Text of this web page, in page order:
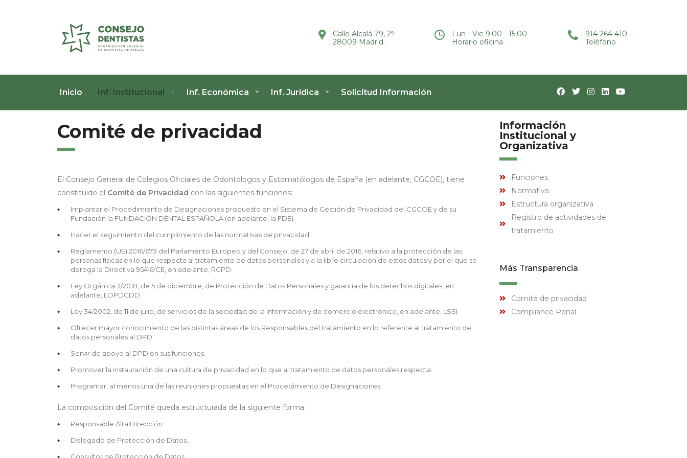
Calle Alcalá 79, 2º
28009 Madrid.
Lun - Vie 9.00 - 15.00
Horario oficina
914 264 410
Teléfono
Inicio Inf. Institucional Inf. Económica Inf. Jurídica Solicitud Información
Comité de privacidad
El Consejo General de Colegios Oficiales de Odontólogos y Estomatólogos de España (en adelante, CGCOE), tiene
constituido el Comité de Privacidad con las siguientes funciones:
Implantar el Procedimiento de Designaciones propuesto en el Sistema de Gestión de Privacidad del CGCOE y de su
Fundación la FUNDACIÓN DENTAL ESPAÑOLA (en adelante, la FDE).
Hacer el seguimiento del cumplimiento de las normativas de privacidad:
Reglamento (UE) 2016/679 del Parlamento Europeo y del Consejo, de 27 de abril de 2016, relativo a la protección de las
personas físicas en lo que respecta al tratamiento de datos personales y a la libre circulación de estos datos y por el que se
deroga la Directiva 95/46/CE, en adelante, RGPD.
Ley Orgánica 3/2018, de 5 de diciembre, de Protección de Datos Personales y garantía de los derechos digitales, en
adelante, LOPDGDD.
Ley 34/2002, de 11 de julio, de servicios de la sociedad de la información y de comercio electrónico, en adelante, LSSI.
Ofrecer mayor conocimiento de las distintas áreas de los Responsables del tratamiento en lo referente al tratamiento de
datos personales al DPD.
Servir de apoyo al DPD en sus funciones.
Promover la instauración de una cultura de privacidad en lo que al tratamiento de datos personales respecta.
Programar, al menos una de las reuniones propuestas en el Procedimiento de Designaciones.
La composición del Comité queda estructurada de la siguiente forma:
Responsable Alta Dirección.
Delegado de Protección de Datos.
Consultor de Protección de Datos.
Información
Institucional y
Organizativa
Funciones
Normativa
Estructura organizativa
Registro de actividades de
tratamiento
Más Transparencia
Comité de privacidad
Compliance Penal